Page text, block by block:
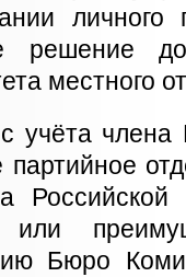
личного
решение
местного
учёта
партийное
Бюро